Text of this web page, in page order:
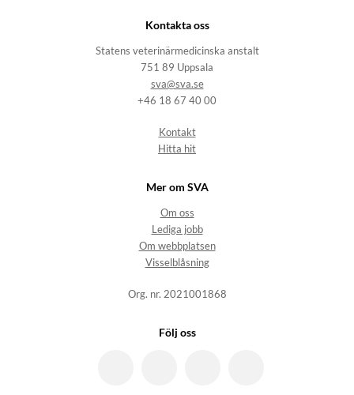
Kontakta oss
Statens veterinärmedicinska anstalt
751 89 Uppsala
sva@sva.se
+46 18 67 40 00
Kontakt
Hitta hit
Mer om SVA
Om oss
Lediga jobb
Om webbplatsen
Visselblåsning
Org. nr. 2021001868
Följ oss